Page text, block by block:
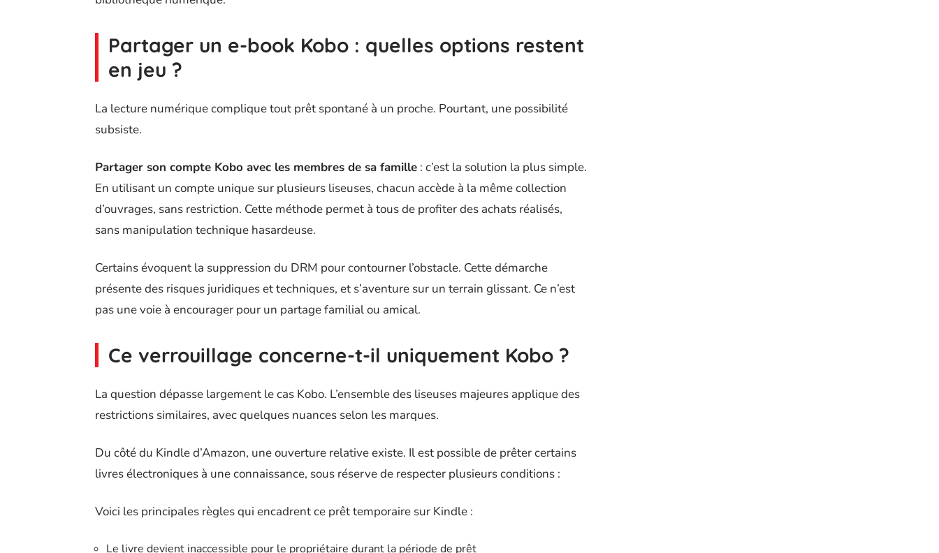
Partager un e-book Kobo : quelles options restent
en jeu ?
La lecture numérique complique tout prêt spontané à un proche. Pourtant, une possibilité
subsiste.
Partager son compte Kobo avec les membres de sa famille : c’est la solution la plus simple.
En utilisant un compte unique sur plusieurs liseuses, chacun accède à la même collection
d’ouvrages, sans restriction. Cette méthode permet à tous de profiter des achats réalisés,
sans manipulation technique hasardeuse.
Certains évoquent la suppression du DRM pour contourner l’obstacle. Cette démarche
présente des risques juridiques et techniques, et s’aventure sur un terrain glissant. Ce n’est
pas une voie à encourager pour un partage familial ou amical.
Ce verrouillage concerne-t-il uniquement Kobo ?
La question dépasse largement le cas Kobo. L’ensemble des liseuses majeures applique des
restrictions similaires, avec quelques nuances selon les marques.
Du côté du Kindle d’Amazon, une ouverture relative existe. Il est possible de prêter certains
livres électroniques à une connaissance, sous réserve de respecter plusieurs conditions :
Voici les principales règles qui encadrent ce prêt temporaire sur Kindle :
Le livre devient inaccessible pour le propriétaire durant la période de prêt